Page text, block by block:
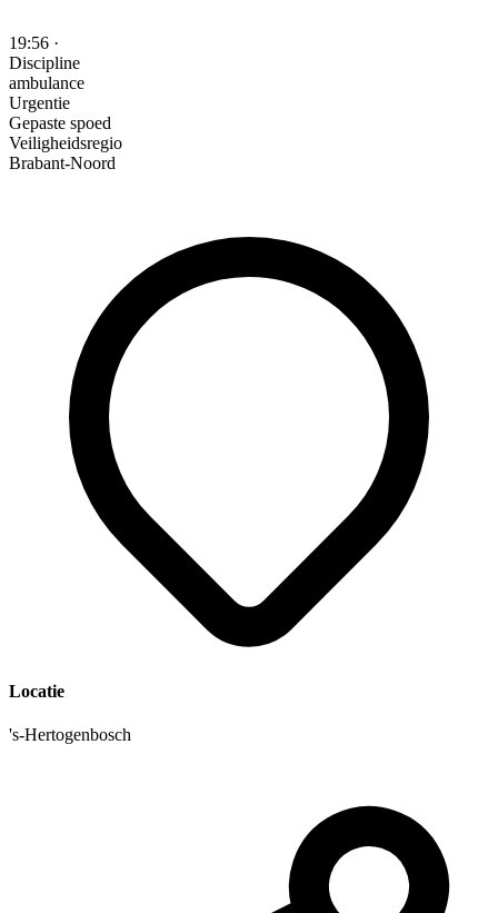
19:56 ·
Discipline
ambulance
Urgentie
Gepaste spoed
Veiligheidsregio
Brabant-Noord
Locatie
's-Hertogenbosch